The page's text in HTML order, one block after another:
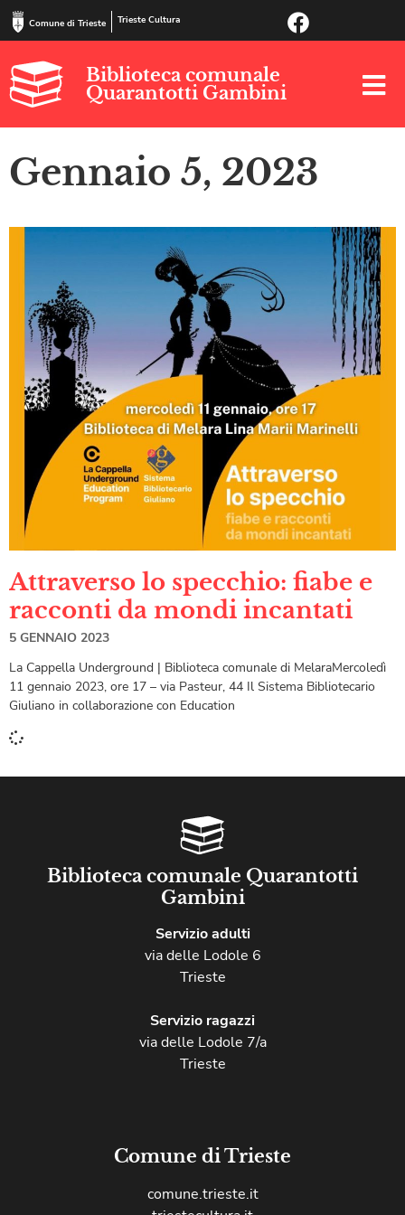
Comune di Trieste Trieste Cultura
Biblioteca comunale
Quarantotti Gambini
Gennaio 5, 2023
Attraverso lo specchio: fiabe e
racconti da mondi incantati
5 GENNAIO 2023
La Cappella Underground | Biblioteca comunale di MelaraMercoledì
11 gennaio 2023, ore 17 – via Pasteur, 44 Il Sistema Bibliotecario
Giuliano in collaborazione con Education
Biblioteca comunale Quarantotti
Gambini
Servizio adulti
via delle Lodole 6
Trieste
Servizio ragazzi
via delle Lodole 7/a
Trieste
Comune di Trieste
comune.trieste.it